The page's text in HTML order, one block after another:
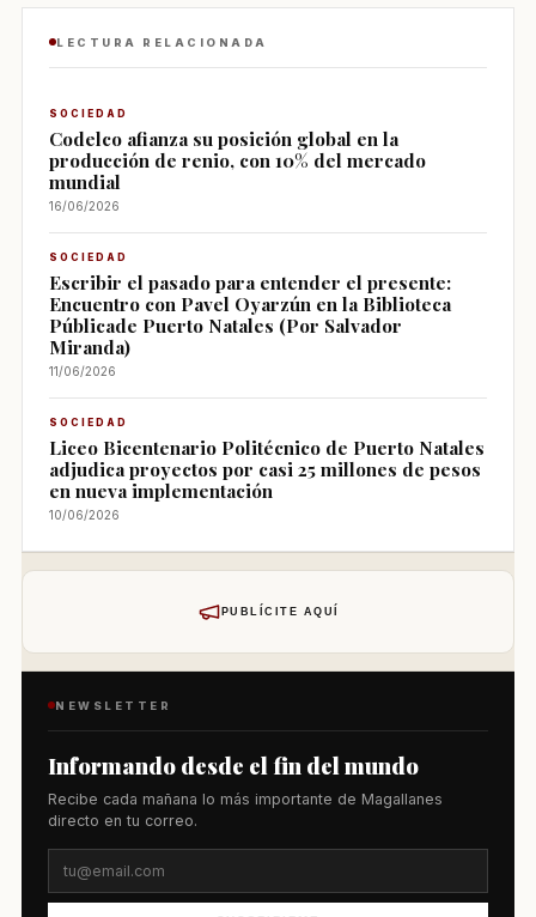
LECTURA RELACIONADA
SOCIEDAD
Codelco afianza su posición global en la
producción de renio, con 10% del mercado
mundial
16/06/2026
SOCIEDAD
Escribir el pasado para entender el presente:
Encuentro con Pavel Oyarzún en la Biblioteca
Públicade Puerto Natales (Por Salvador
Miranda)
11/06/2026
SOCIEDAD
Liceo Bicentenario Politécnico de Puerto Natales
adjudica proyectos por casi 25 millones de pesos
en nueva implementación
10/06/2026
PUBLÍCITE AQUÍ
NEWSLETTER
Informando desde el fin del mundo
Recibe cada mañana lo más importante de Magallanes
directo en tu correo.